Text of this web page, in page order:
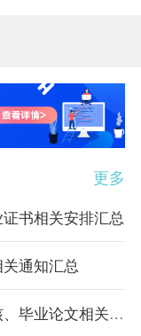
更多
书相关安排汇总
通知汇总
各省市2024年自考实践性环节考核、毕业论文相关通知汇总